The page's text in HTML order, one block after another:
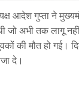
आदेश गुप्ता ने
जो अभी तक लागू
की मौत हो गई।
दे।